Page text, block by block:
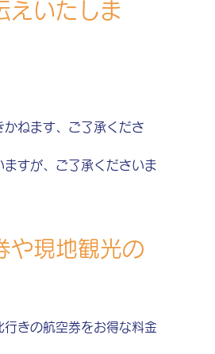
えいたしま
ねます、ご了承くださ
すが、ご了承くださいま
や現地観光の
きの航空券をお得な料金